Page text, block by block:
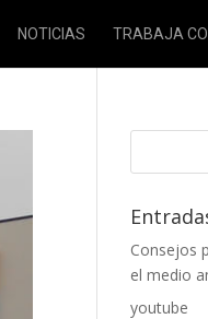
NOTICIAS TRABAJA
Consejos
el medio
youtube